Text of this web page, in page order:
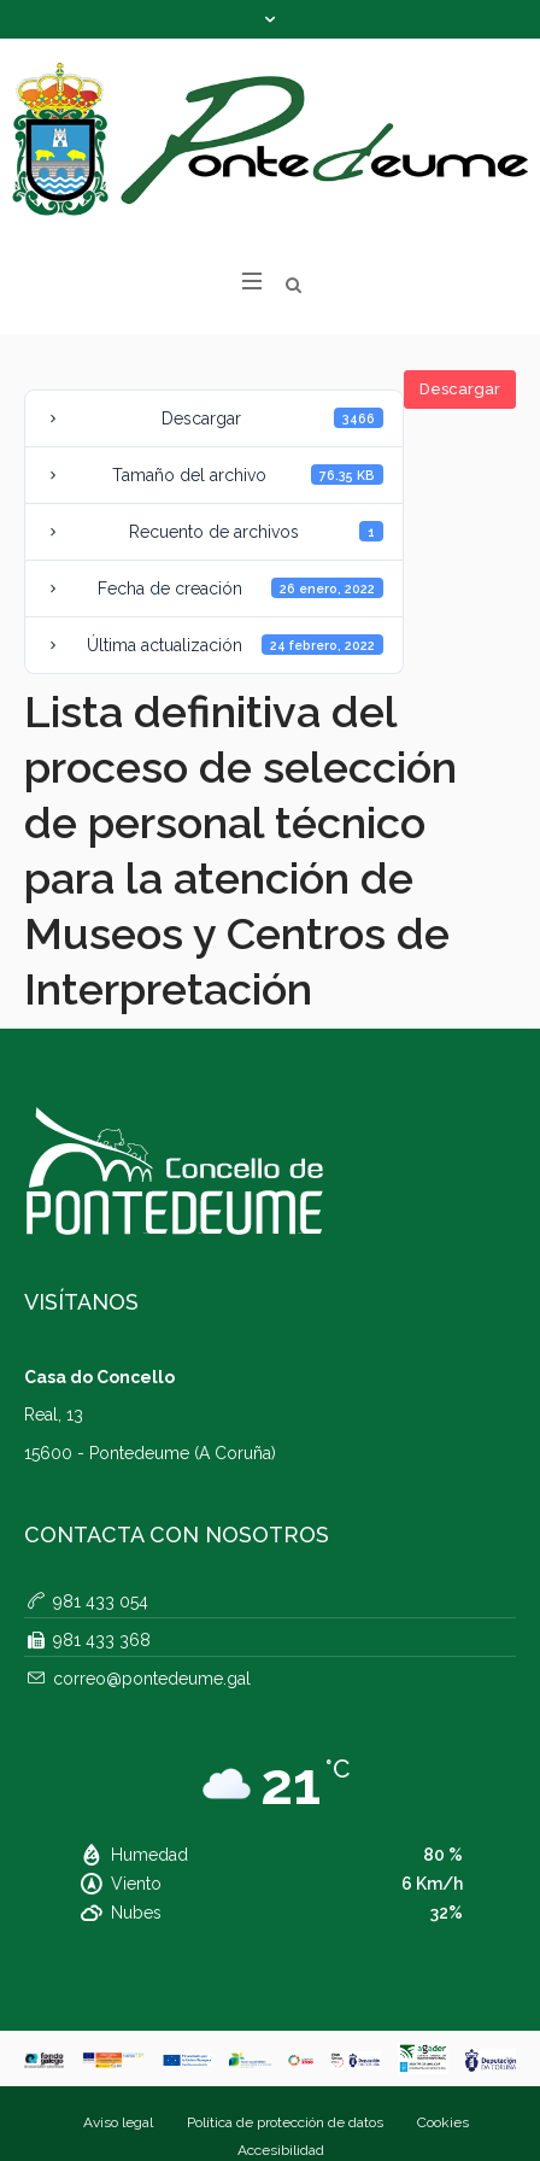
Descargar
Descargar 3466
Tamaño del archivo 76.35 KB
Recuento de archivos 1
Fecha de creación 26 enero, 2022
Última actualización 24 febrero, 2022
Lista definitiva del
proceso de selección
de personal técnico
para la atención de
Museos y Centros de
Interpretación
VISÍTANOS
Casa do Concello
Real, 13
15600 - Pontedeume (A Coruña)
CONTACTA CON NOSOTROS
981 433 054
981 433 368
correo@pontedeume.gal
21 °C
Humedad
80 %
Viento
6 Km/h
Nubes
32%
Aviso legal Política de protección de datos
Cookies
Accesibilidad